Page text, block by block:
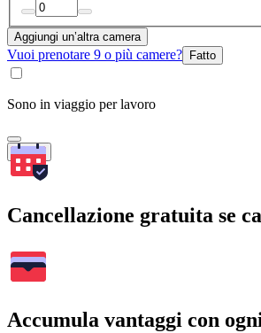
Aggiungi un’altra camera
Vuoi prenotare 9 o più camere? Fatto
Sono in viaggio per lavoro
Cerca
Cancellazione gratuita se
Accumula vantaggi con